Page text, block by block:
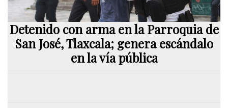
Detenido con arma en la Parroquia de
San José, Tlaxcala; genera escándalo
en la vía pública